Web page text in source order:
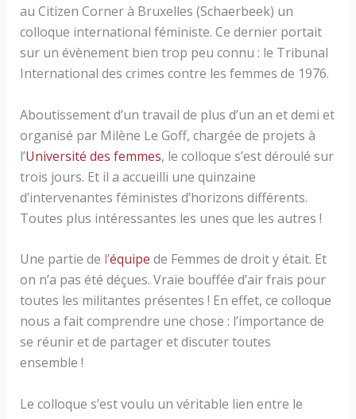
au Citizen Corner à Bruxelles (Schaerbeek) un
colloque international féministe. Ce dernier portait
sur un évènement bien trop peu connu : le Tribunal
International des crimes contre les femmes de 1976.
Aboutissement d’un travail de plus d’un an et demi et
organisé par Milène Le Goff, chargée de projets à
l’Université des femmes, le colloque s’est déroulé sur
trois jours. Et il a accueilli une quinzaine
d’intervenantes féministes d’horizons différents.
Toutes plus intéressantes les unes que les autres !
Une partie de l’équipe de Femmes de droit y était. Et
on n’a pas été déçues. Vraie bouffée d’air frais pour
toutes les militantes présentes ! En effet, ce colloque
nous a fait comprendre une chose : l’importance de
se réunir et de partager et discuter toutes
ensemble !
Le colloque s’est voulu un véritable lien entre le